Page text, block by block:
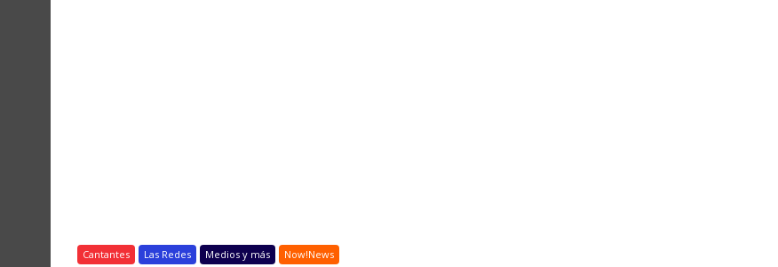
Cantantes Las Redes Medios y más Now!News